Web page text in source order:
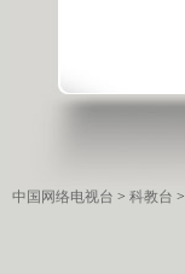
中国网络电视台 > 科教台 >